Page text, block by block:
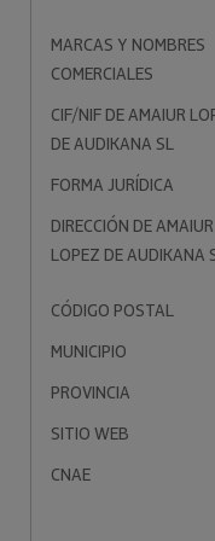
MARCAS Y NOMBRES
COMERCIALES
CIF/NIF DE AMAIUR
DE AUDIKANA SL
FORMA JURÍDICA
DIRECCIÓN DE AMAIUR
LOPEZ DE AUDIKANA
CÓDIGO POSTAL
MUNICIPIO
PROVINCIA
SITIO WEB
CNAE